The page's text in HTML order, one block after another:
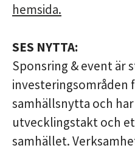
hemsida.
SES NYTTA:
Sponsring & event är
investeringsområden
samhällsnytta och
utvecklingstakt och
samhället.